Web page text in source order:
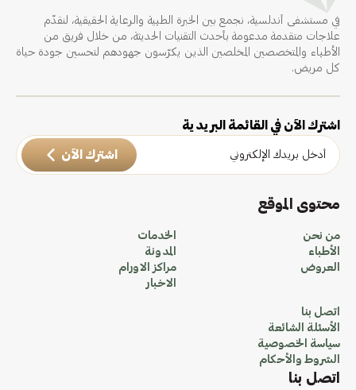
في مستشفى أندلسية، نجمع بين الخبرة الطبية والرعاية الحقيقية، لنقدّم
علاجات متقدمة مدعومة بأحدث التقنيات الحديثة، من خلال فريق من
الأطباء والمتخصصين المخلصين الذين يكرّسون جهودهم لتحسين جودة حياة
كل مريض.
اشترك الآن في القائمة البريدية
اشترك الآن
محتوى الموقع
من نحن
الأطباء
العروض
الخدمات
المدونة
مراكز الاورام
الاخبار
اتصل بنا
الأسئلة الشائعة
سياسة الخصوصية
الشروط والأحكام
اتصل بنا